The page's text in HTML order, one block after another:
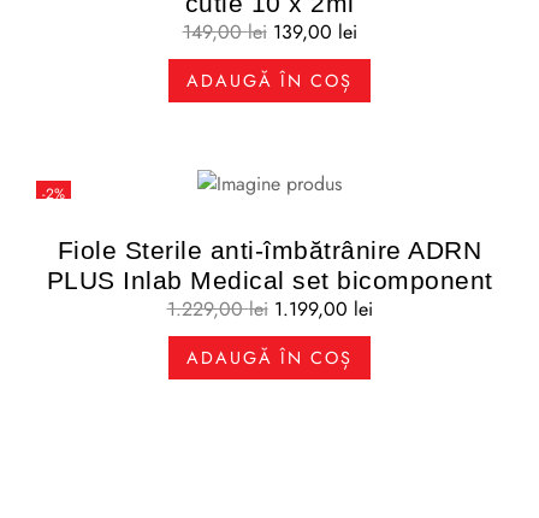
149,00lei 139,00 lei
ADAUGĂ ÎN COȘ
-2%
Fiole Sterile anti-îmbătrânire ADRN
PLUS Inlab Medical set bicomponent
1.229,00lei 1.199,00 lei
ADAUGĂ ÎN COȘ